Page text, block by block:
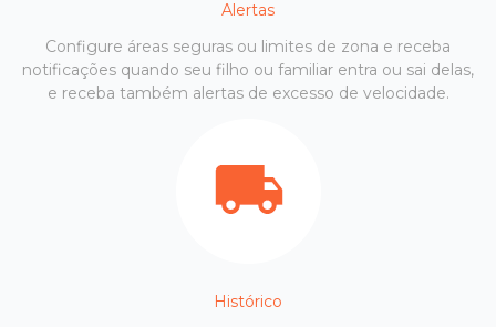
Alertas
Configure áreas seguras ou limites de zona e receba
notificações quando seu filho ou familiar entra ou sai delas,
e receba também alertas de excesso de velocidade.
Histórico